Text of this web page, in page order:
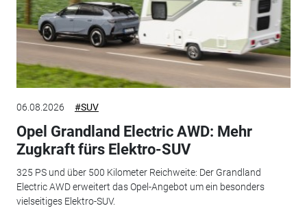
06.08.2026 #SUV
Opel Grandland Electric AWD: Mehr
Zugkraft fürs Elektro-SUV
325 PS und über 500 Kilometer Reichweite: Der Grandland
Electric AWD erweitert das Opel-Angebot um ein besonders
vielseitiges Elektro-SUV.